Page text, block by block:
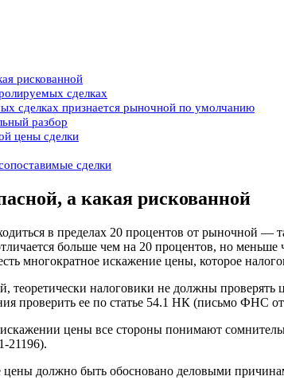
рискованной
сделках
сделках признается рыночной по умолчанию
разбор
цены сделки
сделки
а какая рискованной
в пределах 20 процентов от рыночной
больше чем на 20 процентов, но меньше
многократное искажение цены, которое
теоретически налоговики не должны
проверить ее по статье 54.1 НК (письмо
цены все стороны понимают
21196).
должно быть обосновано деловыми